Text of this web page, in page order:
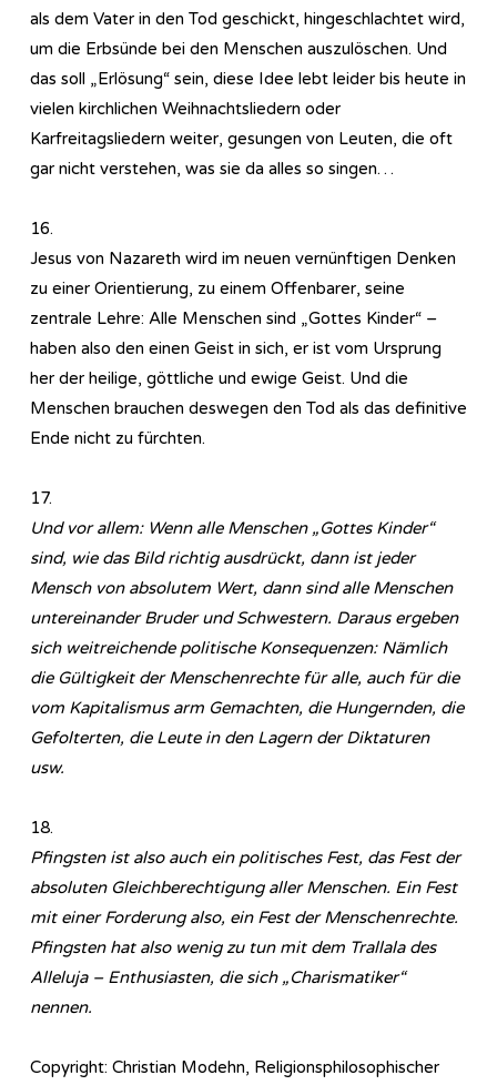
als dem Vater in den Tod geschickt, hingeschlachtet wird,
um die Erbsünde bei den Menschen auszulöschen. Und
das soll „Erlösung“ sein, diese Idee lebt leider bis heute in
vielen kirchlichen Weihnachtsliedern oder
Karfreitagsliedern weiter, gesungen von Leuten, die oft
gar nicht verstehen, was sie da alles so singen…
16.
Jesus von Nazareth wird im neuen vernünftigen Denken
zu einer Orientierung, zu einem Offenbarer, seine
zentrale Lehre: Alle Menschen sind „Gottes Kinder“ –
haben also den einen Geist in sich, er ist vom Ursprung
her der heilige, göttliche und ewige Geist. Und die
Menschen brauchen deswegen den Tod als das definitive
Ende nicht zu fürchten.
17.
Und vor allem: Wenn alle Menschen „Gottes Kinder“
sind, wie das Bild richtig ausdrückt, dann ist jeder
Mensch von absolutem Wert, dann sind alle Menschen
untereinander Bruder und Schwestern. Daraus ergeben
sich weitreichende politische Konsequenzen: Nämlich
die Gültigkeit der Menschenrechte für alle, auch für die
vom Kapitalismus arm Gemachten, die Hungernden, die
Gefolterten, die Leute in den Lagern der Diktaturen
usw.
18.
Pfingsten ist also auch ein politisches Fest, das Fest der
absoluten Gleichberechtigung aller Menschen. Ein Fest
mit einer Forderung also, ein Fest der Menschenrechte.
Pfingsten hat also wenig zu tun mit dem Trallala des
Alleluja – Enthusiasten, die sich „Charismatiker“
nennen.
Copyright: Christian Modehn, Religionsphilosophischer